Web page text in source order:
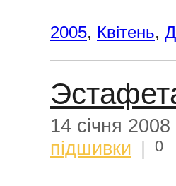
2005, Квітень,
14 січня 2008
підшивки
0